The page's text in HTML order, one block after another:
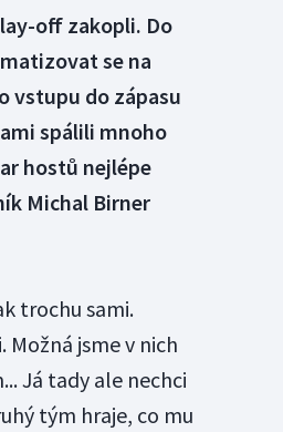
off zakopli. Do
se na
vstupu do zápasu
spálili mnoho
hostů nejlépe
Michal Birner
trochu sami.
jsme v nich
Já tady ale nechci
tým hraje, co mu